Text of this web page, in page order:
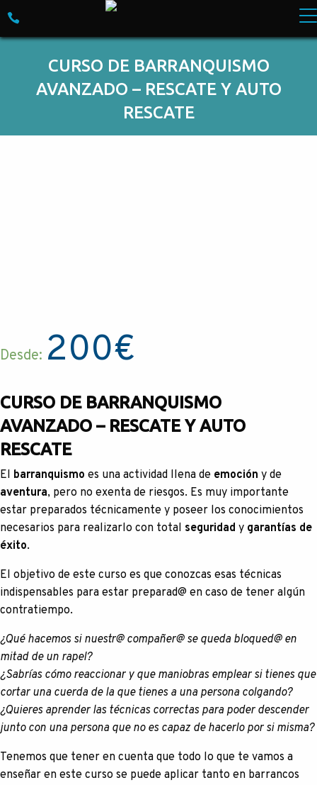
Skip to content
CURSO DE BARRANQUISMO
AVANZADO – RESCATE Y AUTO
RESCATE
Desde: 200€
CURSO DE BARRANQUISMO
AVANZADO – RESCATE Y AUTO
RESCATE
El barranquismo es una actividad llena de emoción y de
aventura, pero no exenta de riesgos. Es muy importante
estar preparados técnicamente y poseer los conocimientos
necesarios para realizarlo con total seguridad y garantías de
éxito.
El objetivo de este curso es que conozcas esas técnicas
indispensables para estar preparad@ en caso de tener algún
contratiempo.
¿Qué hacemos si nuestr@ compañer@ se queda bloqued@ en
mitad de un rapel?
¿Sabrías cómo reaccionar y que maniobras emplear si tienes que
cortar una cuerda de la que tienes a una persona colgando?
¿Quieres aprender las técnicas correctas para poder descender
junto con una persona que no es capaz de hacerlo por si misma?
Tenemos que tener en cuenta que todo lo que te vamos a
enseñar en este curso se puede aplicar tanto en barrancos